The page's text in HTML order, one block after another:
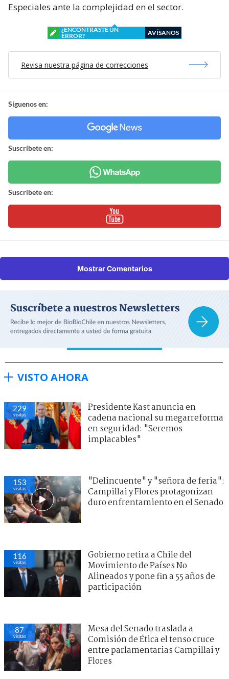
Especiales ante la complejidad en el sector.
¿ENCONTRASTE UN
ERROR?
AVÍSANOS
Revisa nuestra página de correcciones
Síguenos en:
Suscríbete en:
Suscríbete en:
Mostrar Comentarios
VISTO AHORA
229
visitas
Presidente Kast anuncia en
cadena nacional su megarreforma
en seguridad: "Seremos
implacables"
153
visitas
"Delincuente" y "señora de feria":
Campillai y Flores protagonizan
duro enfrentamiento en el Senado
116
visitas
Gobierno retira a Chile del
Movimiento de Países No
Alineados y pone fin a 55 años de
participación
87
visitas
Mesa del Senado traslada a
Comisión de Ética el tenso cruce
entre parlamentarias Campillai y
Flores